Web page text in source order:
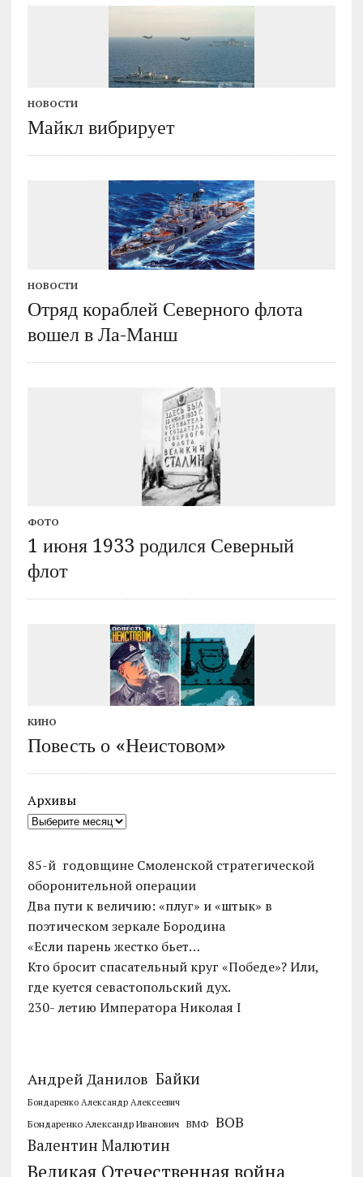
НОВОСТИ
Майкл вибрирует
НОВОСТИ
Отряд кораблей Северного флота
вошел в Ла-Манш
ФОТО
1 июня 1933 родился Северный
флот
КИНО
Повесть о «Неистовом»
Архивы
85-й годовщине Смоленской стратегической
оборонительной операции
Два пути к величию: «плуг» и «штык» в
поэтическом зеркале Бородина
«Если парень жестко бьет…
Кто бросит спасательный круг «Победе»? Или,
где куется севастопольский дух.
230- летию Императора Николая I
Андрей Данилов Байки
Бондаренко Александр Алексеевич
Бондаренко Александр Иванович ВМФ ВОВ
Валентин Малютин
Великая Отечественная война